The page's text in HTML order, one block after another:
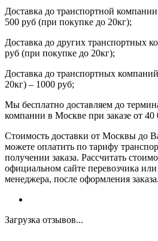
Доставка до транспортной
500 руб (при покупке до 20кг);
Доставка до других транспортных
руб (при покупке до 20кг);
Доставка до транспортных
20кг) – 1000 руб;
Мы бесплатно доставляем до
компании в Москве при заказе от 40
Стоимость доставки от Москвы до
можете оплатить по тарифу
получении заказа. Рассчитать
официальном сайте перевозчика
менеджера, после оформления заказа.
Загрузка отзывов...